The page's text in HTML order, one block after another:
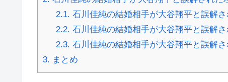
2.1. 石川佳純の結婚相手が大谷翔平と誤解
2.2. 石川佳純の結婚相手が大谷翔平と誤解
2.3. 石川佳純の結婚相手が大谷翔平と誤解
3. まとめ